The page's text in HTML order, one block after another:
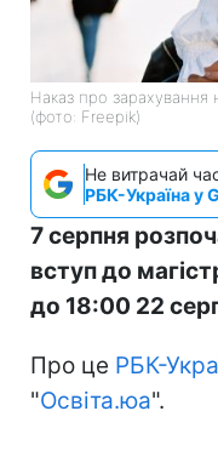
Наказ про
(фото: Freepik)
Не витрачай
РБК-Україна у
7 серпня
вступ до
до 18:00 22
Про це РБК-
"Освіта.юа".